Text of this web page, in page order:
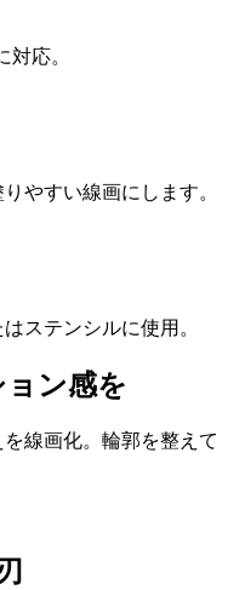
対応。
やすい線画にします。
ステンシルに使用。
ン感を
を線画化。輪郭を整えて